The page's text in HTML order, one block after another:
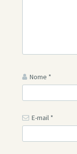
Nome *
E-mail *